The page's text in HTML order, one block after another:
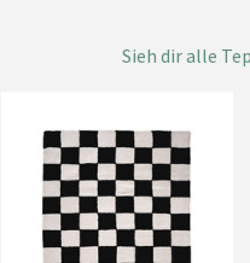
Sieh dir alle